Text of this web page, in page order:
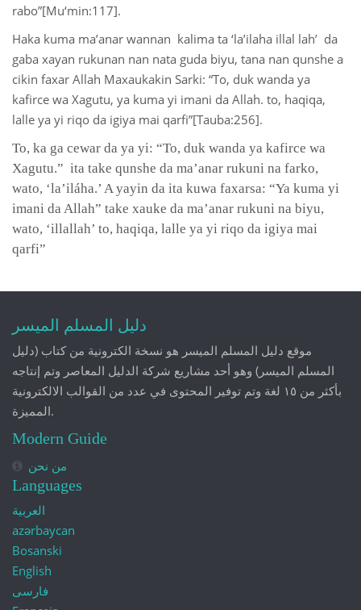
rabo”[Mu‘min:117].
Haka kuma ma’anar wannan kalima ta ‘la’ilaha illal lah’ da
gaba xayan rukunan nan nata guda biyu, tana nan qunshe a
cikin faxar Allah Maxaukakin Sarki: “To, duk wanda ya
kafirce wa Xagutu, ya kuma yi imani da Allah. to, haqiqa,
lalle ya yi riqo da igiya mai qarfi”[Tauba:256].
To, ka ga cewar da ya yi: “To, duk wanda ya kafirce wa
Xagutu.” ita take qunshe da ma’anar rukuni na farko,
wato, ‘la’iláha.’ A yayin da ita kuwa faxarsa: “Ya kuma yi
imani da Allah” take xauke da ma’anar rukuni na biyu,
wato, ‘illallah’ to, haqiqa, lalle ya yi riqo da igiya mai
qarfi”
دليل المسلم الميسر
موقع دليل المسلم الميسر هو نسخة الكترونية من كتاب (دليل
المسلم الميسر) وهو أحد مشاريع شركة الدليل المعاصر وتم إنتاجه
بأكثر من ١٥ لغة وتم توفير المحتوى في عدد من القوالب الالكترونية
المميزة.
Modern Guide
من نحن
Languages
العربية
azərbaycan
Bosanski
English
فارسی